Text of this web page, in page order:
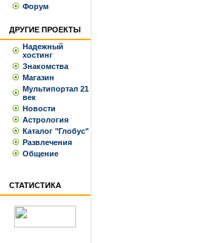
Форум
ДРУГИЕ ПРОЕКТЫ
Надежный
хостинг
Знакомства
Магазин
Мультипортал 21
век
Новости
Астрология
Каталог "Глобус"
Развлечения
Общение
СТАТИСТИКА